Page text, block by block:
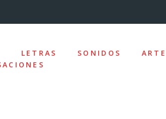
LETRAS SONIDOS